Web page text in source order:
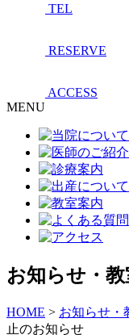
TEL
RESERVE
ACCESS
MENU
お知らせ・教
HOME > お知らせ・
止のお知らせ